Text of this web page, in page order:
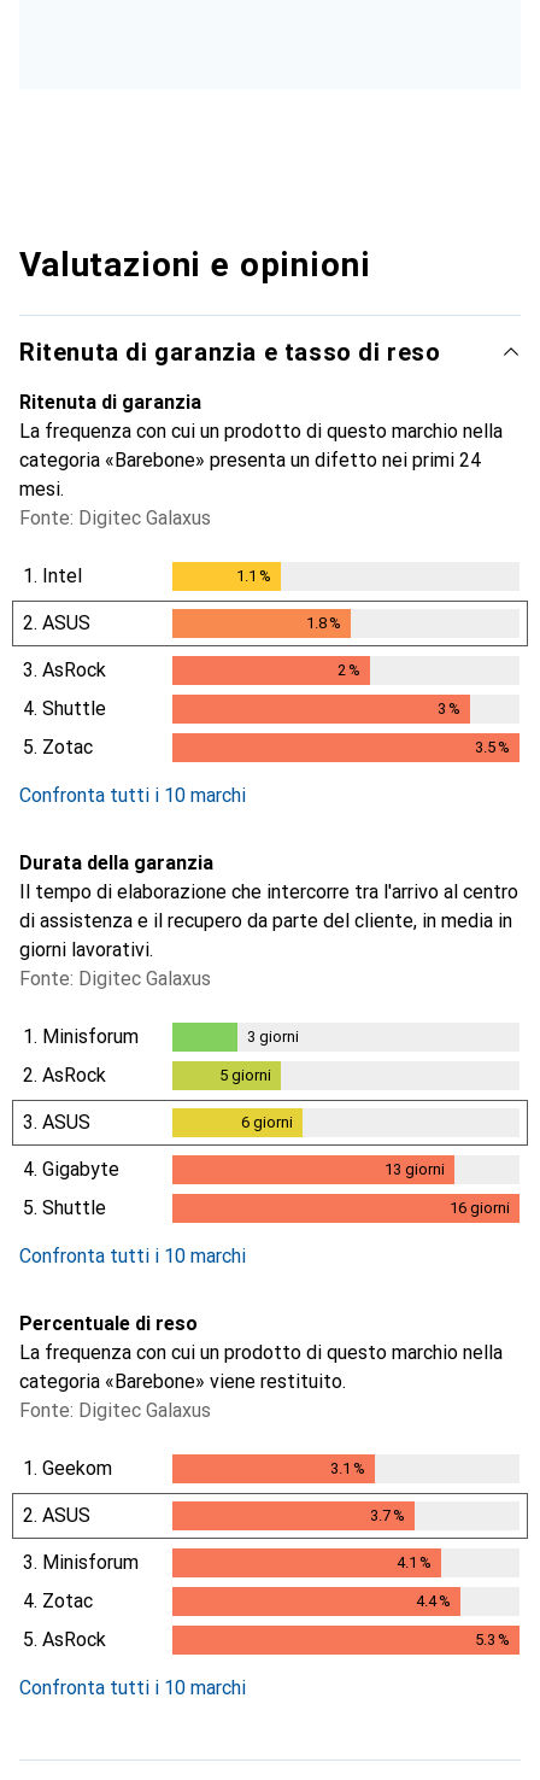
Valutazioni e opinioni
Ritenuta di garanzia e tasso di reso
Ritenuta di garanzia
La frequenza con cui un prodotto di questo marchio nella
categoria «Barebone» presenta un difetto nei primi 24
mesi.
Fonte: Digitec Galaxus
1. Intel 1.1 %
2. ASUS 1.8%
3. AsRock 2 %
4. Shuttle 3 %
5. Zotac 3.5%
Confronta tutti i 10 marchi
Durata della garanzia
Il tempo di elaborazione che intercorre tra l'arrivo al centro
di assistenza e il recupero da parte del cliente, in media in
giorni lavorativi.
Fonte: Digitec Galaxus
1. Minisforum
3giorni
3 giorni
2. AsRock 5giorni
3. ASUS 6giorni
4. Gigabyte 13 giorni
13giorni
5. Shuttle 16 giorni
Confronta tutti i 10 marchi
Percentuale di reso
La frequenza con cui un prodotto di questo marchio nella
categoria «Barebone» viene restituito.
Fonte: Digitec Galaxus
1. Geekom 3.1 %
2. ASUS 3.7%
3. Minisforum 4.1 %
4. Zotac 4.4%
5. AsRock 5.3 %
Confronta tutti i 10 marchi